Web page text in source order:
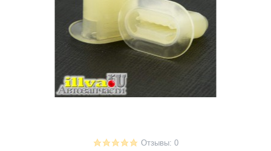
Отзывы: 0